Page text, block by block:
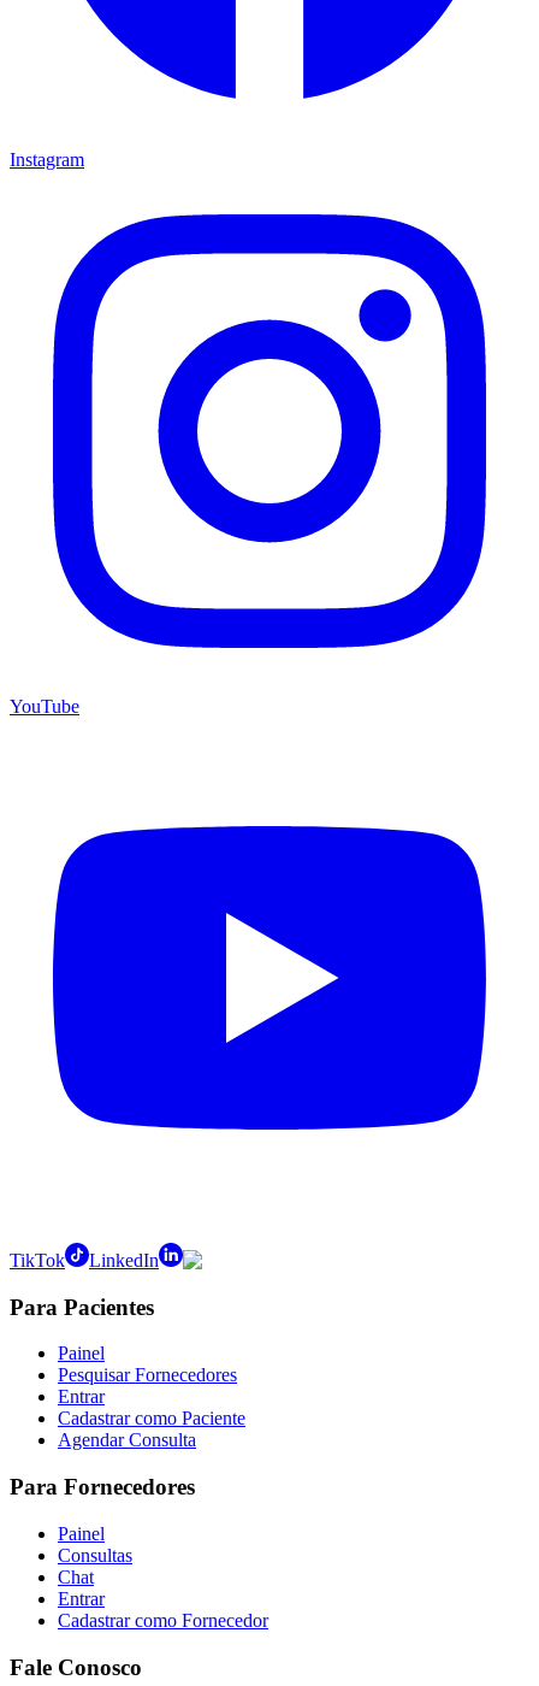
Instagram
YouTube
TikTok LinkedIn
Para Pacientes
Painel
Pesquisar Fornecedores
Entrar
Cadastrar como Paciente
Agendar Consulta
Para Fornecedores
Painel
Consultas
Chat
Entrar
Cadastrar como Fornecedor
Fale Conosco